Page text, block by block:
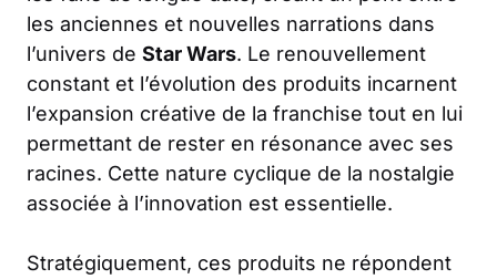
les anciennes et nouvelles narrations dans
l’univers de Star Wars. Le renouvellement
constant et l’évolution des produits incarnent
l’expansion créative de la franchise tout en lui
permettant de rester en résonance avec ses
racines. Cette nature cyclique de la nostalgie
associée à l’innovation est essentielle.
Stratégiquement, ces produits ne répondent